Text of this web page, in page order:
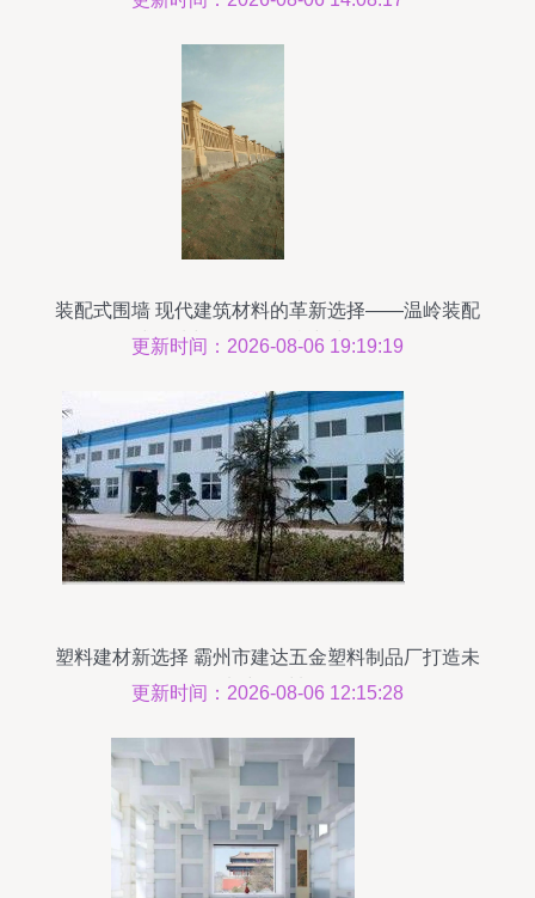
装配式围墙 现代建筑材料的革新选择——温岭装配
式围墙与枞阳县哥特建材厂解析
更新时间：2026-08-06 19:19:19
塑料建材新选择 霸州市建达五金塑料制品厂打造未
来建筑材料
更新时间：2026-08-06 12:15:28